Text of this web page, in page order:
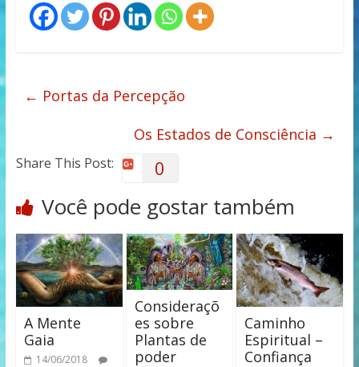
← Portas da Percepção
Os Estados de Consciência →
Share This Post: 0
Você pode gostar também
A Mente
Gaia
14/06/2018
Consideraçõ
es sobre
Plantas de
poder
Caminho
Espiritual –
Confiança